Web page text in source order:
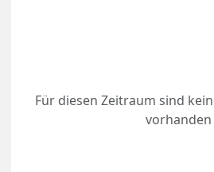
Für diesen Zeitraum sind
vorhanden